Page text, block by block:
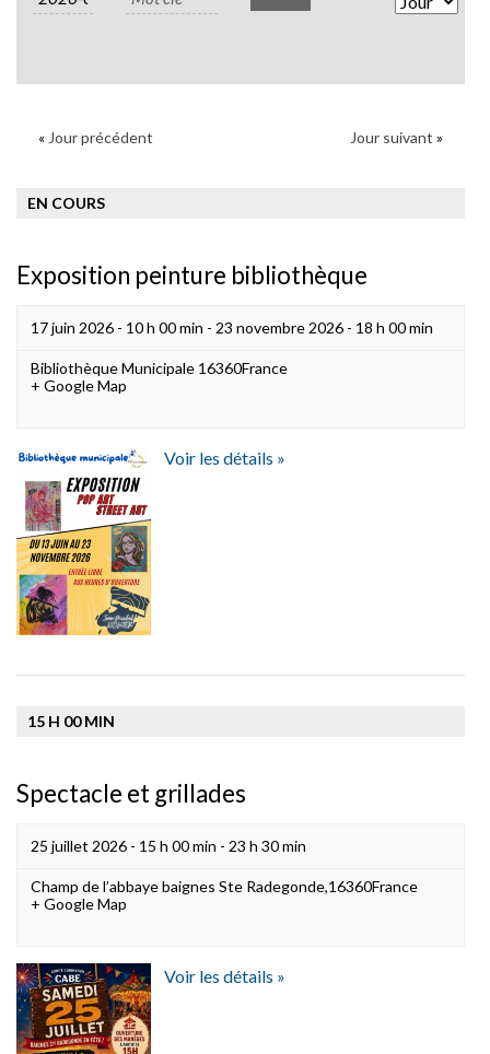
Views
« Jour précédent Jour suivant »
EN COURS
Exposition peinture bibliothèque
17 juin 2026 - 10 h 00 min - 23 novembre 2026 - 18 h 00 min
Bibliothèque Municipale 16360France
+ Google Map
Voir les détails »
15 H 00 MIN
Spectacle et grillades
25 juillet 2026 - 15 h 00 min - 23 h 30 min
Champ de l’abbayebaignes Ste Radegonde,16360France
+ Google Map
Voir les détails »